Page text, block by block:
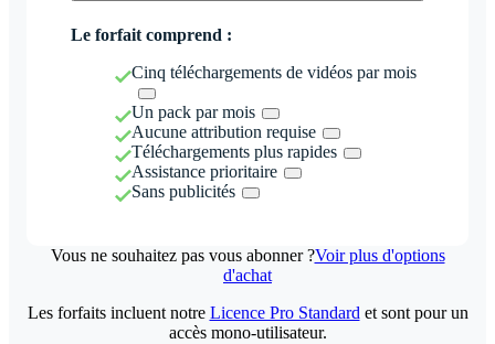
Le forfait comprend :
Cinq téléchargements de vidéos par mois
Un pack par mois
Aucune attribution requise
Téléchargements plus rapides
Assistance prioritaire
Sans publicités
Vous ne souhaitez pas vous abonner ?Voir plus d'options
d'achat
Les forfaits incluent notre Licence Pro Standard et sont pour un
accès mono-utilisateur.